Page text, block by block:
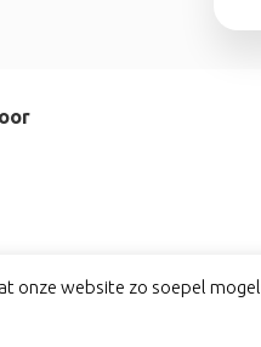
onze website zo soepel